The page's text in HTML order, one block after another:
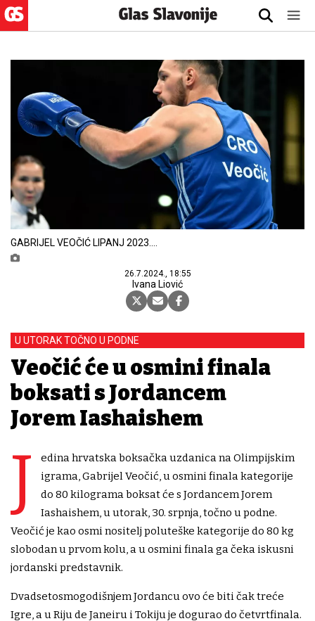
GABRIJEL VEOČIĆ LIPANJ 2023.
HOO/Slobodan Kadić
26.7.2024., 18:55
Ivana Liović
U UTORAK TOČNO U PODNE
Veočić će u osmini finala
boksati s Jordancem
Jorem Iashaishem
J
edina hrvatska boksačka uzdanica na Olimpijskim
igrama, Gabrijel Veočić, u osmini finala kategorije
do 80 kilograma boksat će s Jordancem Jorem
Iashaishem, u utorak, 30. srpnja, točno u podne.
Veočić je kao osmi nositelj poluteške kategorije do 80 kg
slobodan u prvom kolu, a u osmini finala ga čeka iskusni
jordanski predstavnik.
Dvadsetosmogodišnjem Jordancu ovo će biti čak treće
Igre, a u Riju de Janeiru i Tokiju je dogurao do četvrtfinala.